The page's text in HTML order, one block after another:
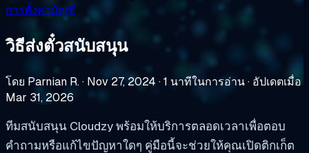
การตั้งค่าบัญชี
วิธีส่งตั๋วสนับสนุน
โดย Parnian R.· Nov 27, 2024 ·1 นาทีในการอ่าน· อัปเดตเมื่อ
Mar 31, 2026
ทีมสนับสนุน Cloudzy พร้อมให้บริการตลอดเวลาเพื่อตอบ
คำถามหรือแก้ไขปัญหาใดๆ คู่มือนี้จะช่วยให้คุณเปิดติกเก็ต